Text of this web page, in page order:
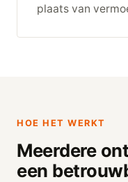
plaats van
HOE HET WERKT
Meerdere
een